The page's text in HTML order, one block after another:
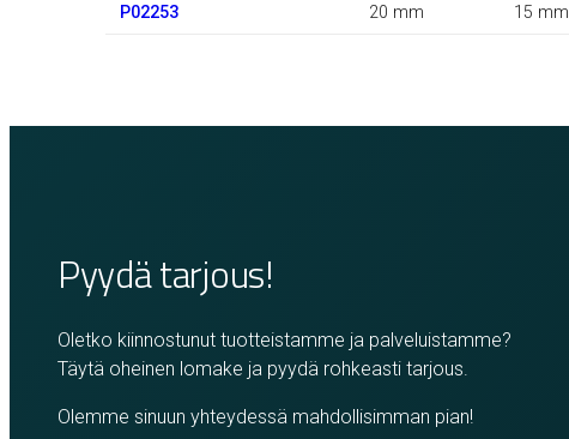
P02253 20 mm 15 mm
Pyydä tarjous!
Oletko kiinnostunut tuotteistamme ja palveluistamme?
Täytä oheinen lomake ja pyydä rohkeasti tarjous.
Olemme sinuun yhteydessä mahdollisimman pian!